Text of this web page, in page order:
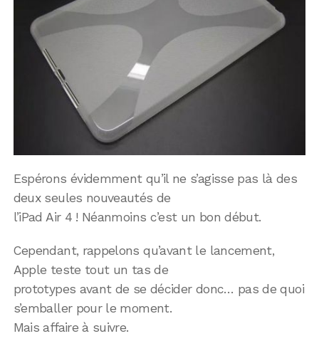
Espérons évidemment qu’il ne s’agisse pas là des
deux seules nouveautés de
l’iPad Air 4 ! Néanmoins c’est un bon début.
Cependant, rappelons qu’avant le lancement,
Apple teste tout un tas de
prototypes avant de se décider donc… pas de quoi
s’emballer pour le moment.
Mais affaire à suivre.